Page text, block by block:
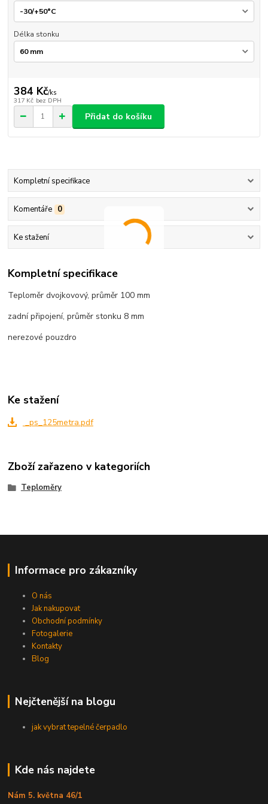
Délka stonku
384 Kč/ks
317 Kč bez DPH
Přidat do košíku
Kompletní specifikace
Komentáře 0
Ke stažení
Kompletní specifikace
Teploměr dvojkovový, průměr 100 mm
zadní připojení, průměr stonku 8 mm
nerezové pouzdro
Ke stažení
_ps_125metra.pdf
Zboží zařazeno v kategoriích
Teploměry
Informace pro zákazníky
O nás
Jak nakupovat
Obchodní podmínky
Fotogalerie
Kontakty
Blog
Nejčtenější na blogu
jak vybrat tepelné čerpadlo
Kde nás najdete
Nám 5. května 46/1